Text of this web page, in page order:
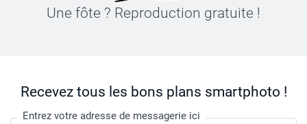
Une fôte ? Reproduction gratuite !
Recevez tous les bons plans smartphoto !
Entrez votre adresse de messagerie ici